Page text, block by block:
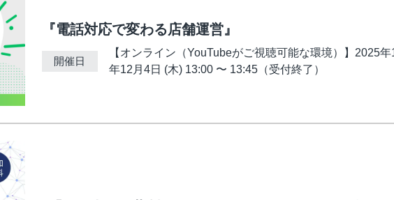
『電話対応で変わる店舗運営』
開催日
【オンライン（YouTubeがご視聴可能な環境）】2025
年12月4日 (木) 13:00 〜 13:45（受付終了）